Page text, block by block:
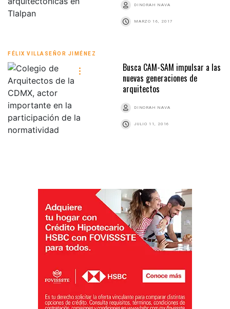
DINORAH NAVA
MARZO 16, 2017
FÉLIX VILLASEÑOR JIMÉNEZ
Busca CAM-SAM impulsar a las
nuevas generaciones de
arquitectos
DINORAH NAVA
JULIO 11, 2016